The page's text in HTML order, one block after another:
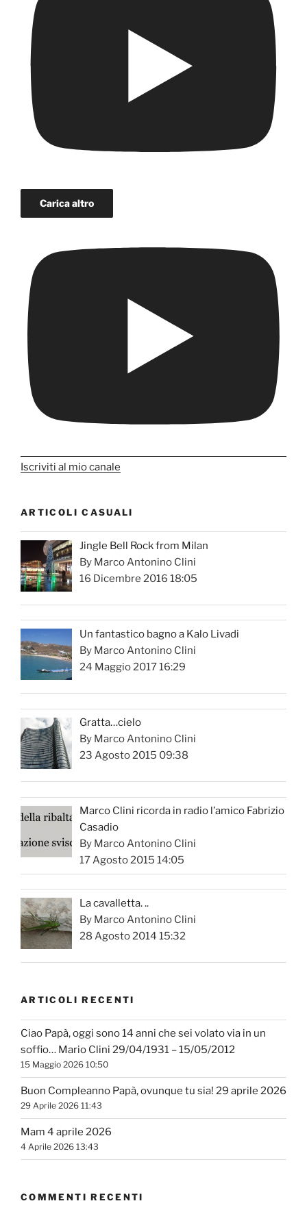
Carica altro
Iscriviti al mio canale
ARTICOLI CASUALI
Jingle Bell Rock from Milan
By Marco Antonino Clini
16 Dicembre 2016 18:05
Un fantastico bagno a Kalo Livadi
By Marco Antonino Clini
24 Maggio 2017 16:29
Gratta…cielo
By Marco Antonino Clini
23 Agosto 2015 09:38
Marco Clini ricorda in radio l’amico Fabrizio
Casadio
By Marco Antonino Clini
17 Agosto 2015 14:05
La cavalletta. ..
By Marco Antonino Clini
28 Agosto 2014 15:32
ARTICOLI RECENTI
Ciao Papà, oggi sono 14 anni che sei volato via in un
soffio… Mario Clini 29/04/1931 – 15/05/2012
15 Maggio 2026 10:50
Buon Compleanno Papà, ovunque tu sia! 29 aprile 2026
29 Aprile 2026 11:43
Mam 4 aprile 2026
4 Aprile 2026 13:43
COMMENTI RECENTI